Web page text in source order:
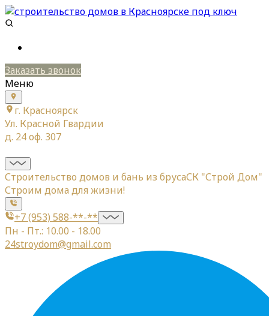
Заказать звонок
Меню
г. Красноярск
Ул. Красной Гвардии
д. 24 оф. 307
Строительство домов и бань из брусаСК "Строй Дом"
Строим дома для жизни!
+7 (953) 588-**-**
Пн - Пт.: 10.00 - 18.00
24stroydom@gmail.com